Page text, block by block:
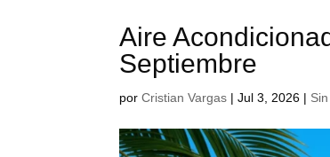
Aire
Septiembre
porCristian Vargas |Jul 3, 2026 |